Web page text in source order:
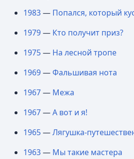
1983— Попался, который
1979— Кто получит приз?
1975— На лесной тропе
1969—Фальшивая нота
1967— Межа
1967—А вот и я!
1965—Лягушка-
1963— Мы такие мастера